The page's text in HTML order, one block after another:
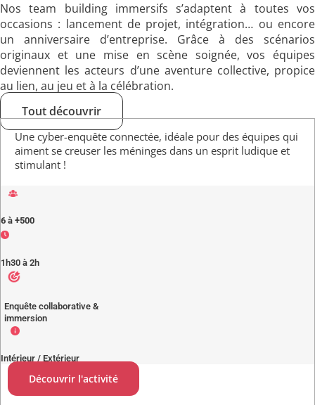
Nosteam building immersifs s’adaptent à toutes vos
occasions : lancement de projet, intégration… ou encore
un anniversaire d’entreprise. Grâce à des scénarios
originaux et une mise en scène soignée, vos équipes
deviennent les acteurs d’une aventure collective, propice
au lien, au jeu et à la célébration.
Tout découvrir
Une cyber-enquête connectée, idéale pour des équipes qui
aiment se creuser les méninges dans un esprit ludique et
stimulant !
6 à +500
1h30 à 2h
Enquête collaborative &
immersion
Intérieur / Extérieur
Découvrir l'activité